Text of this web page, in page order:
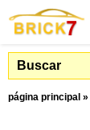
Buscar
página principal »